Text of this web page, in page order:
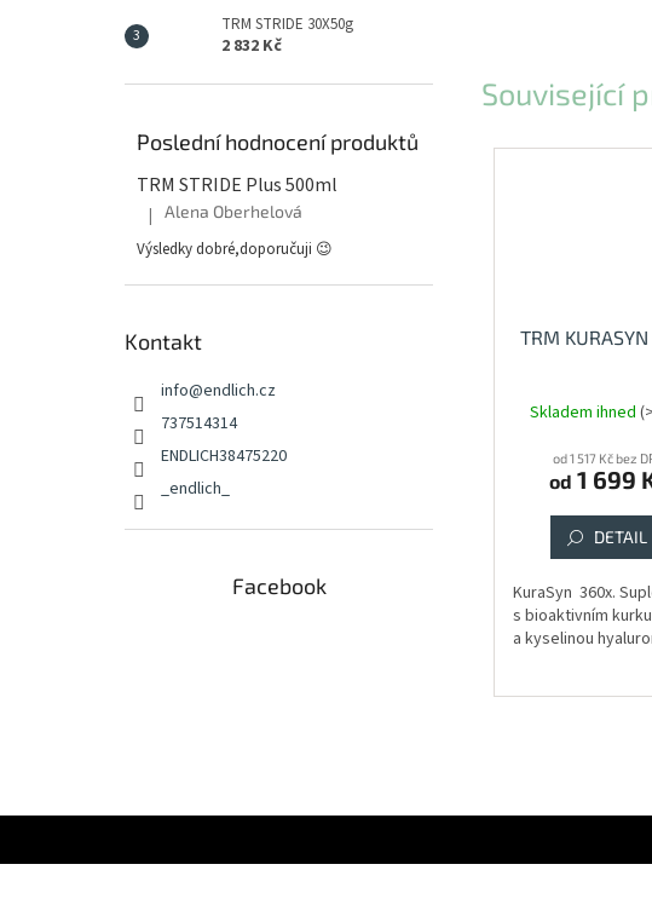
TRM STRIDE 30X50g
2 832 Kč
Poslední hodnocení produktů
TRM STRIDE Plus 500ml
Hodnocení produktu je 5 z 5 hvězdiček.
| Alena Oberhelová
Výsledky dobré,doporučuji 😉
Kontakt
info@endlich.cz
737514314
ENDLICH38475220
_endlich_
Facebook
Související
TRM
Skladem ihned
od 1 517 Kč bez
od 1 699
DETAIL
KuraSyn 360x.
s bioaktivním
a kyselinou